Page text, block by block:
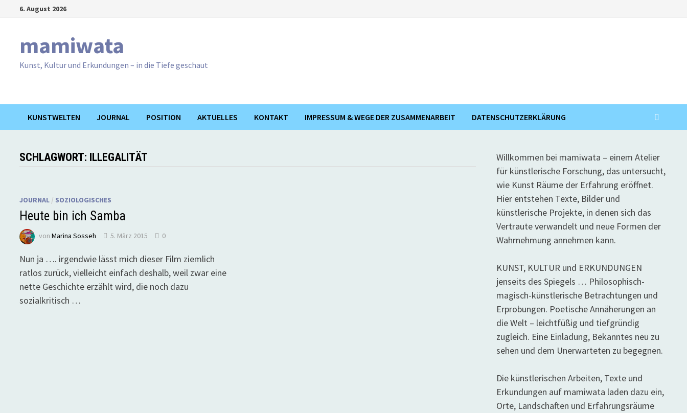
6. August 2026
mamiwata
Kunst, Kultur und Erkundungen – in die Tiefe geschaut
KUNSTWELTEN JOURNAL POSITION AKTUELLES KONTAKT IMPRESSUM & WEGE DER ZUSAMMENARBEIT DATENSCHUTZERKLÄRUNG
SCHLAGWORT: ILLEGALITÄT
JOURNAL / SOZIOLOGISCHES
Heute bin ich Samba
vonMarina Sosseh 5. März 2015 0
Nun ja …. irgendwie lässt mich dieser Film ziemlich
ratlos zurück, vielleicht einfach deshalb, weil zwar eine
nette Geschichte erzählt wird, die noch dazu
sozialkritisch …
Willkommen bei mamiwata – einem Atelier
für künstlerische Forschung, das untersucht,
wie Kunst Räume der Erfahrung eröffnet.
Hier entstehen Texte, Bilder und
künstlerische Projekte, in denen sich das
Vertraute verwandelt und neue Formen der
Wahrnehmung annehmen kann.
KUNST, KULTUR und ERKUNDUNGEN
jenseits des Spiegels … Philosophisch-
magisch-künstlerische Betrachtungen und
Erprobungen. Poetische Annäherungen an
die Welt – leichtfüßig und tiefgründig
zugleich. Eine Einladung, Bekanntes neu zu
sehen und dem Unerwarteten zu begegnen.
Die künstlerischen Arbeiten, Texte und
Erkundungen auf mamiwata laden dazu ein,
Orte, Landschaften und Erfahrungsräume